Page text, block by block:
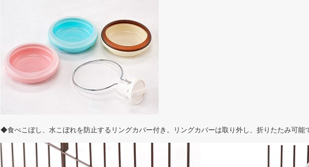
◆食べこぼし、水こぼれを防止するリングカバー付き。リングカバーは取り外し、折りたたみ可能